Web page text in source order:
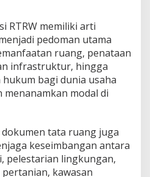
RTRW memiliki arti
pedoman utama
ruang, penataan
infrastruktur, hingga
bagi dunia usaha
modal di
tata ruang juga
keseimbangan antara
pelestarian lingkungan,
kawasan